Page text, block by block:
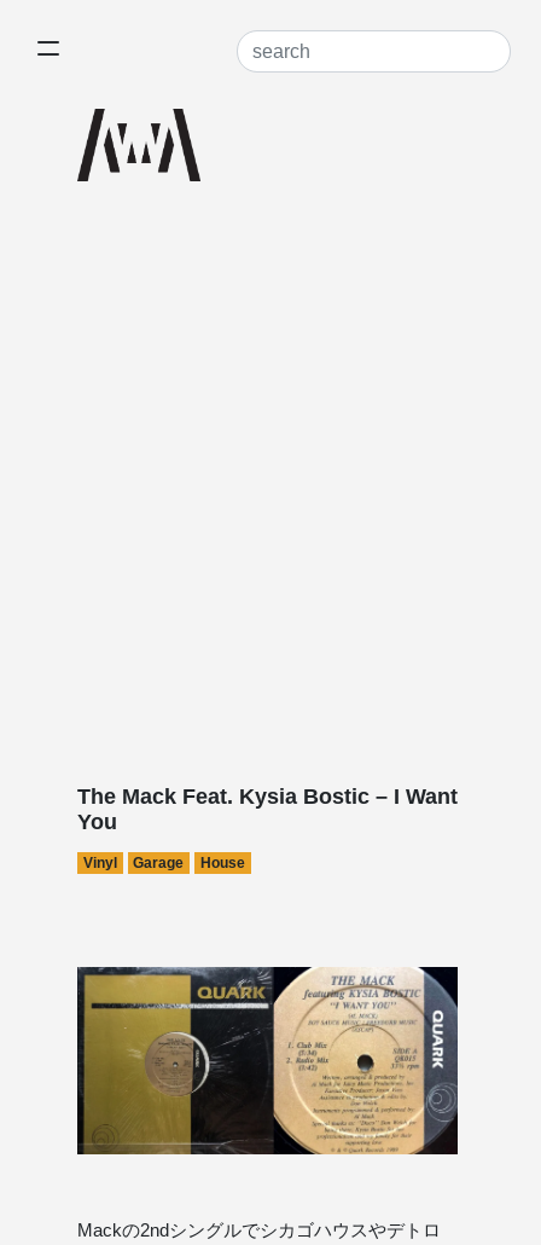
The Mack Feat. Kysia Bostic – I Want
You
Vinyl Garage House
Mackの2ndシングルでシカゴハウスやデトロ